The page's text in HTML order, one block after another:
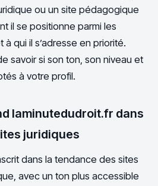
ou un site pédagogique
il se positionne parmi les
qui il s’adresse en priorité.
savoir si son ton, son niveau et
à votre profil.
laminutedudroit.fr dans
juridiques
dans la tendance des sites
avec un ton plus accessible